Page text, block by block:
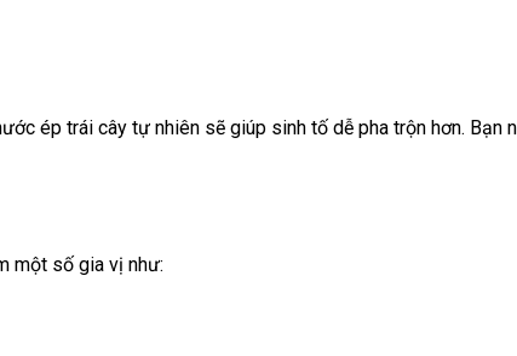
ép trái cây tự nhiên sẽ giúp sinh tố dễ pha trộn hơn.
một số gia vị như: